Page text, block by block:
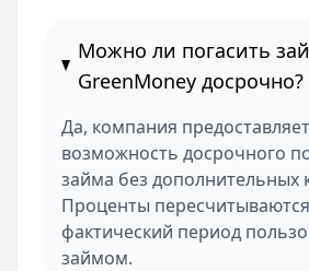
Можно ли погасить
GreenMoney досрочно?
Да, компания предоставляет
возможность досрочного
займа без дополнительных
Проценты
фактический период
займом.